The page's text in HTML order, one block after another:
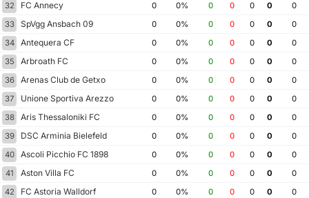
32 FC Annecy 0 0% 0 0 0 0
0
33
SpVgg Ansbach 09 0 0% 0 0 0 0
0
34
Antequera CF 0 0% 0 0 0 0
0
35
Arbroath FC 0 0% 0 0 0 0
0
36
Arenas Club de Getxo 0 0% 0 0 0 0
0
37
Unione Sportiva Arezzo 0 0% 0 0 0 0
0
38
Aris Thessaloniki FC 0 0% 0 0 0 0
0
39
DSC Arminia Bielefeld 0 0% 0 0 0 0
0
40
Ascoli Picchio FC 1898 0 0% 0 0 0 0
0
41
Aston Villa FC 0 0% 0 0 0 0
0
42
FC Astoria Walldorf 0 0% 0 0 0 0
0